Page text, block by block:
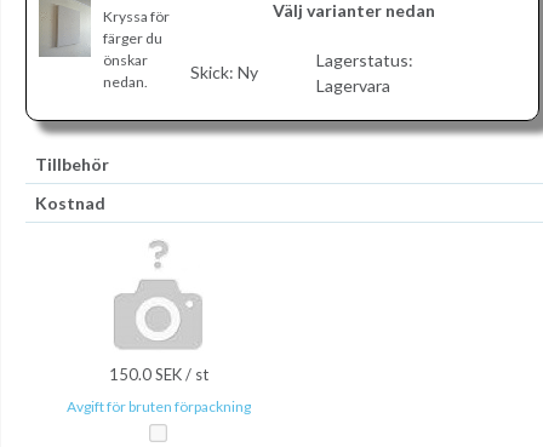
Välj varianter nedan
Skick: Ny
Lagerstatus:
Lagervara
Kryssa för
färger du
önskar
nedan.
Tillbehör
Kostnad
150.0 SEK / st
Avgift för bruten förpackning